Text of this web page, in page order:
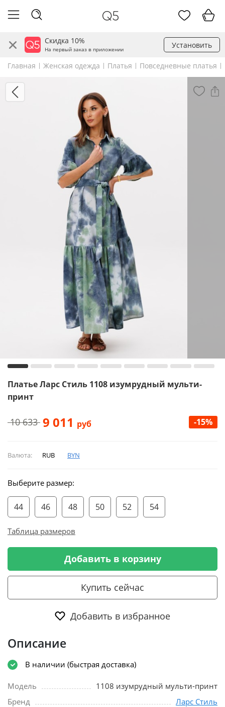
Скидка 10%
На первый заказ в приложении Установить
Главная Женская одежда Платья Повседневные платья
Платье Ларс Стиль 1108 изумрудный мульти-
принт
10 633 9 011 руб -15%
Валюта: RUB BYN
Выберите размер:
44 46 48 50 52 54
Таблица размеров
Добавить в корзину
Купить сейчас
Добавить в избранное
Описание
В наличии (быстрая доставка)
Модель
1108 изумрудный мульти-принт
Бренд
Ларс Стиль